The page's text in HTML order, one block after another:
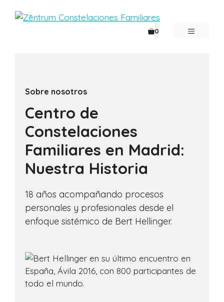
0 MENÚ
Sobre nosotros
Centro de
Constelaciones
Familiares en Madrid:
Nuestra Historia
18 años acompañando procesos
personales y profesionales desde el
enfoque sistémico de Bert Hellinger.